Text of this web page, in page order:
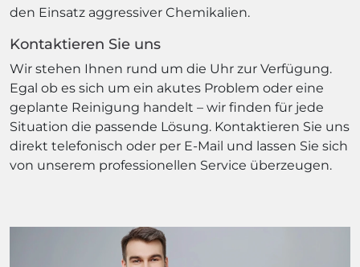
den Einsatz aggressiver Chemikalien.
Kontaktieren Sie uns
Wir stehen Ihnen rund um die Uhr zur Verfügung.
Egal ob es sich um ein akutes Problem oder eine
geplante Reinigung handelt – wir finden für jede
Situation die passende Lösung. Kontaktieren Sie uns
direkt telefonisch oder per E-Mail und lassen Sie sich
von unserem professionellen Service überzeugen.